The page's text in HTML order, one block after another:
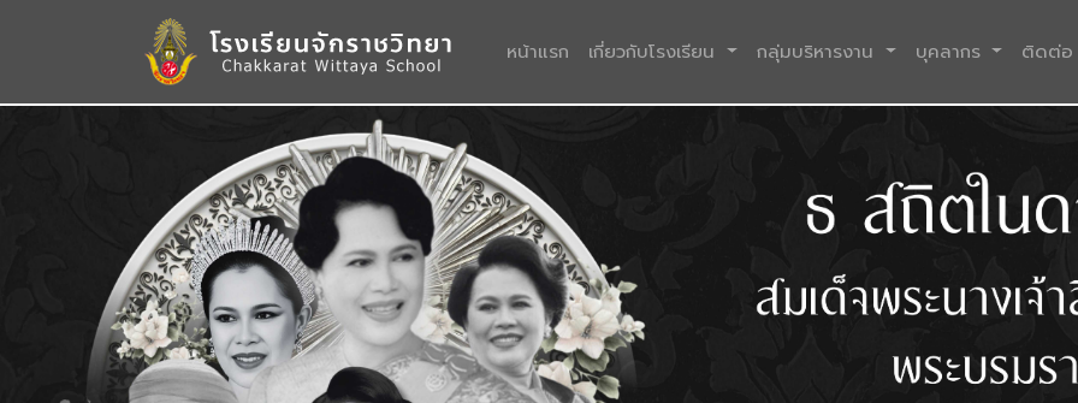
หน้าแรก (current)
เกี่ยวกับโรงเรียน กลุ่มบริหารงาน บุคลากร ติดต่อ